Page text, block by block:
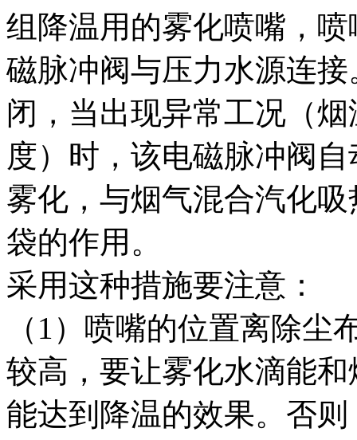
组降温用的雾化喷嘴，
磁脉冲阀与压力水源连
闭，当出现异常工况（
度）时，该电磁脉冲阀
雾化，与烟气混合汽化
袋的作用。
采用这种措施要注意：
（1）喷嘴的位置离除
较高，要让雾化水滴能
能达到降温的效果。否